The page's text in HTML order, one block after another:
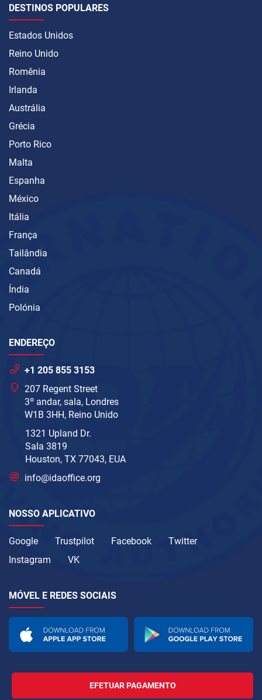
DESTINOS POPULARES
Estados Unidos
Reino Unido
Romênia
Irlanda
Austrália
Grécia
Porto Rico
Malta
Espanha
México
Itália
França
Tailândia
Canadá
Índia
Polónia
ENDEREÇO
+1 205 855 3153
207 Regent Street
3º andar, sala, Londres
W1B 3HH, Reino Unido
1321 Upland Dr.
Sala 3819
Houston, TX 77043, EUA
info@idaoffice.org
NOSSO APLICATIVO
Google Trustpilot Facebook
Twitter
Instagram
VK
MÓVEL E REDES SOCIAIS
EFETUAR PAGAMENTO